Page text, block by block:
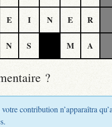
E I N E R
N S M A
?
contribution n’apparaîtra